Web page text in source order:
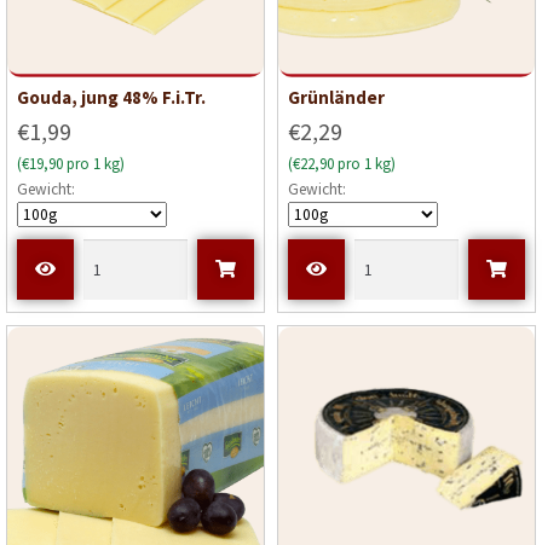
Gouda, jung 48% F.i.Tr.
€1,99
(€19,90 pro 1 kg)
Gewicht:
Grünländer
€2,29
(€22,90 pro 1 kg)
Gewicht: